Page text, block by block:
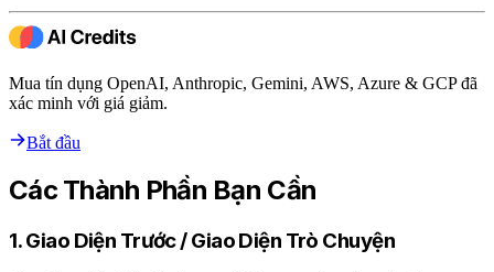
Mua tín dụng OpenAI, Anthropic, Gemini, AWS, Azure & GCP đã
xác minh với giá giảm.
Bắt đầu
Các Thành Phần Bạn Cần
1. Giao Diện Trước / Giao Diện Trò Chuyện